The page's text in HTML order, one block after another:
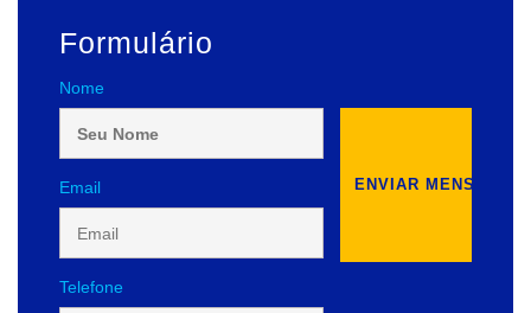
Formulário
Nome
Email
Telefone